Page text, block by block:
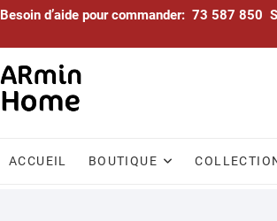
Skip
content
Besoin d’aide pour commander: 73 587 850
ACCUEIL BOUTIQUE